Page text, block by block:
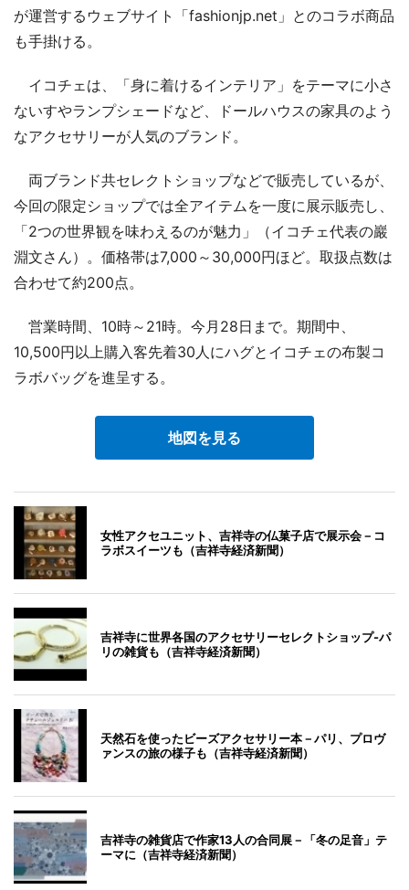
が運営するウェブサイト「fashionjp.net」とのコラボ商品
も手掛ける。
イコチェは、「身に着けるインテリア」をテーマに小さ
ないすやランプシェードなど、ドールハウスの家具のよう
なアクセサリーが人気のブランド。
両ブランド共セレクトショップなどで販売しているが、
今回の限定ショップでは全アイテムを一度に展示販売し、
「2つの世界観を味わえるのが魅力」（イコチェ代表の巖
淵文さん）。価格帯は7,000～30,000円ほど。取扱点数は
合わせて約200点。
営業時間、10時～21時。今月28日まで。期間中、
10,500円以上購入客先着30人にハグとイコチェの布製コ
ラボバッグを進呈する。
地図を見る
女性アクセユニット、吉祥寺の仏菓子店で展示会－コ
ラボスイーツも（吉祥寺経済新聞）
吉祥寺に世界各国のアクセサリーセレクトショップ-パ
リの雑貨も（吉祥寺経済新聞）
天然石を使ったビーズアクセサリー本－パリ、プロヴ
ァンスの旅の様子も（吉祥寺経済新聞）
吉祥寺の雑貨店で作家13人の合同展－「冬の足音」テ
ーマに（吉祥寺経済新聞）